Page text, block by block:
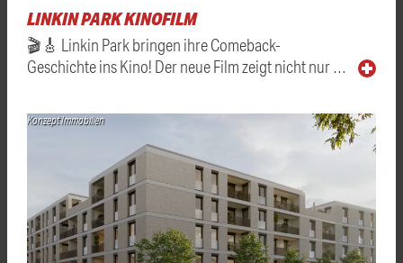
LINKIN PARK KINOFILM
🎬🎸 Linkin Park bringen ihre Comeback-
Geschichte ins Kino! Der neue Film zeigt nicht nur …
Konzept Immobilien